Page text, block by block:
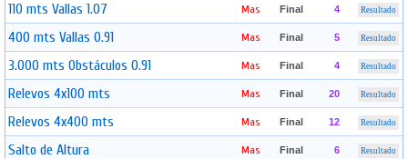
110 mts Vallas 1.07 Mas Final 4 Resultado
400 mts Vallas 0.91 Mas Final 5 Resultado
3.000 mts Obstáculos 0.91 Mas Final 4 Resultado
Relevos 4x100 mts Mas Final 20 Resultado
Relevos 4x400 mts Mas Final 12 Resultado
Salto de Altura Mas Final 6 Resultado